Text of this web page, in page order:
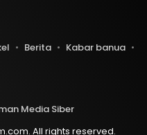
Berita
Kabar banua
Media Siber
All rights reserved.